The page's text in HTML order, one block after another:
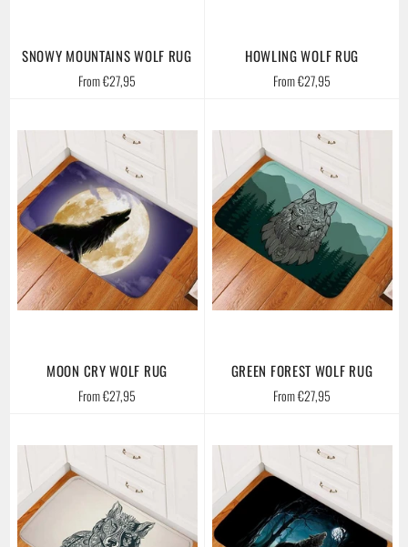
SNOWY MOUNTAINS WOLF RUG
From €27,95
HOWLING WOLF RUG
From €27,95
MOON CRY WOLF RUG
From €27,95
GREEN FOREST WOLF RUG
From €27,95